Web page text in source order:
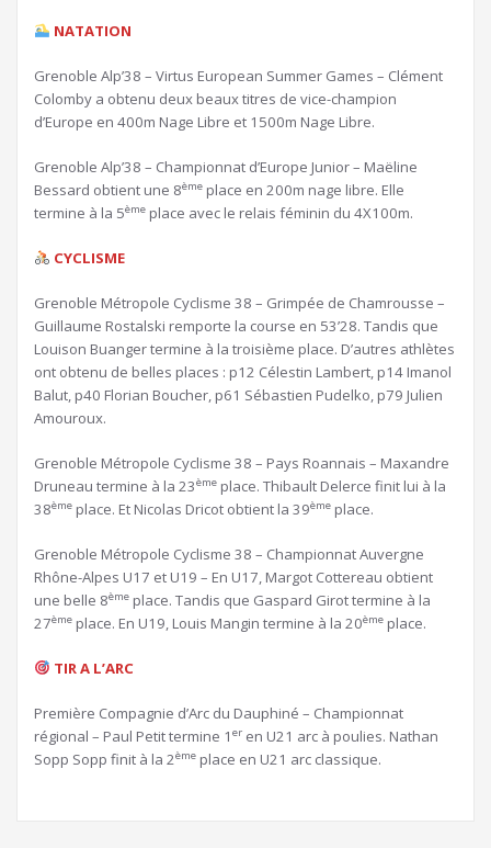
NATATION
Grenoble Alp’38 – Virtus European Summer Games – Clément
Colomby a obtenu deux beaux titres de vice-champion
d’Europe en 400m Nage Libre et 1500m Nage Libre.
Grenoble Alp’38 – Championnat d’Europe Junior – Maëline
Bessard obtient une 8ème place en 200m nage libre. Elle
termine à la 5ème place avec le relais féminin du 4X100m.
CYCLISME
Grenoble Métropole Cyclisme 38 – Grimpée de Chamrousse –
Guillaume Rostalski remporte la course en 53’28. Tandis que
Louison Buanger termine à la troisième place. D’autres athlètes
ont obtenu de belles places : p12 Célestin Lambert, p14 Imanol
Balut, p40 Florian Boucher, p61 Sébastien Pudelko, p79 Julien
Amouroux.
Grenoble Métropole Cyclisme 38 – Pays Roannais – Maxandre
Druneau termine à la 23ème place. Thibault Delerce finit lui à la
38ème place. Et Nicolas Dricot obtient la 39ème place.
Grenoble Métropole Cyclisme 38 – Championnat Auvergne
Rhône-Alpes U17 et U19 – En U17, Margot Cottereau obtient
une belle 8ème place. Tandis que Gaspard Girot termine à la
27ème place. En U19, Louis Mangin termine à la 20ème place.
TIR A L’ARC
Première Compagnie d’Arc du Dauphiné – Championnat
régional – Paul Petit termine 1 er en U21 arc à poulies. Nathan
Sopp Sopp finit à la 2ème place en U21 arc classique.